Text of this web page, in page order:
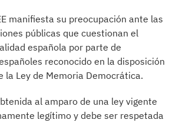
manifiesta su preocupación ante las
públicas que cuestionan el
española por parte de
reconocido en la disposición
la Ley de Memoria Democrática.
al amparo de una ley vigente
legítimo y debe ser respetada